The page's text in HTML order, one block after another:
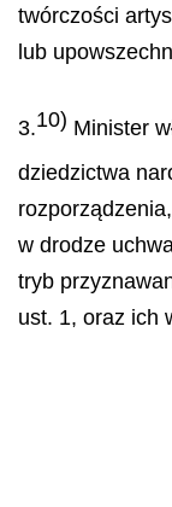
twórczości
lub
3.10) Minister
dziedzictwa
w drodze
tryb
ust. 1, oraz ich